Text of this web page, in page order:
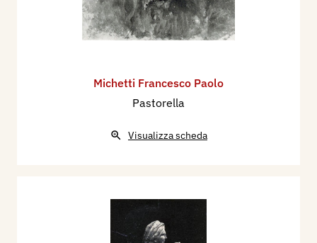
Michetti Francesco Paolo
Pastorella
Visualizza scheda